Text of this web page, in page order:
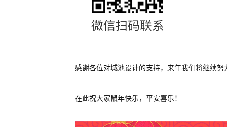
感谢各位对城池设计的支持，来年我们将继续努
在此祝大家鼠年快乐，平安喜乐！